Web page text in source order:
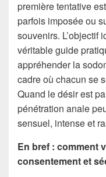
première tentative
parfois imposée ou
souvenirs. L’objectif
véritable guide
appréhender la
cadre où chacun se
Quand le désir est
pénétration anale
sensuel, intense et
En bref : comment
consentement et